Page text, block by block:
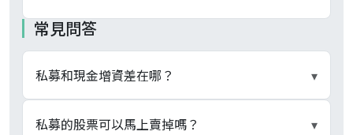
常見問答
私募和現金增資差在哪？ ▾
最大差別在募集對象與優先認購權。現金增資是公
私募的股票可以馬上賣掉嗎？ ▾